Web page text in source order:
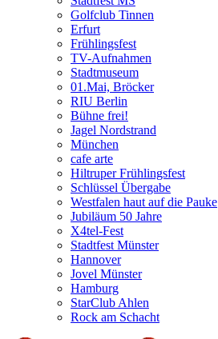
Golfclub Tinnen
Erfurt
Frühlingsfest
TV-Aufnahmen
Stadtmuseum
01.Mai, Bröcker
RIU Berlin
Bühne frei!
Jagel Nordstrand
München
cafe arte
Hiltruper Frühlingsfest
Schlüssel Übergabe
Westfalen haut auf die Pauke
Jubiläum 50 Jahre
X4tel-Fest
Stadtfest Münster
Hannover
Jovel Münster
Hamburg
StarClub Ahlen
Rock am Schacht